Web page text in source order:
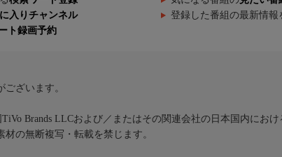
入りチャンネル 登録した番組の最新情報
ト録画予約
ざいます。
Brands LLCおよび／またはその関連会社の日本国内におけ
の無断複写・転載を禁じます。